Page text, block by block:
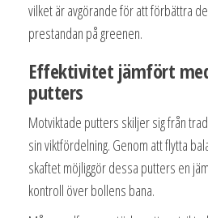
vilket är avgörande för att förbättra
prestandan på greenen.
Effektivitet jämfört
putters
Motviktade putters skiljer sig från
sin viktfördelning. Genom att flytta
skaftet möjliggör dessa putters en
kontroll över bollens bana.